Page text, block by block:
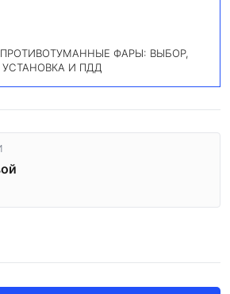
ФАРЫ: ВЫБОР,
УСТАНОВКА И ПДД